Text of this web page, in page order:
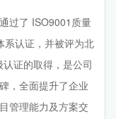
过了 ISO9001质量
系认证，并被评为北
证的取得，是公司
，全面提升了企业
管理能力及方案交